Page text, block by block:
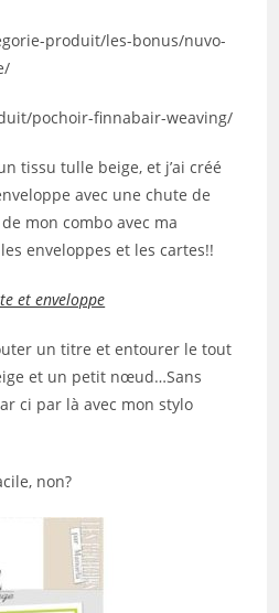
produit/les-bonus/nuvo-
pochoir-finnabair-weaving/
tissu tulle beige, et j’ai créé
avec une chute de
mon combo avec ma
enveloppes et les cartes!!
et enveloppe
un titre et entourer le tout
et un petit nœud…Sans
ci par là avec mon stylo
non?